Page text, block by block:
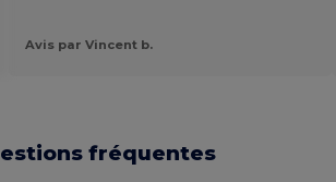
Avis par Vincent b.
fréquentes